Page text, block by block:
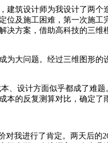
筑设计师为我设计了两
及施工困难，第一次施
方案，借助高科技的三
大问题。经过三维图形
、设计方面似乎都成了难
的反复测算对比，确定
对我进行了肯定。两天后的